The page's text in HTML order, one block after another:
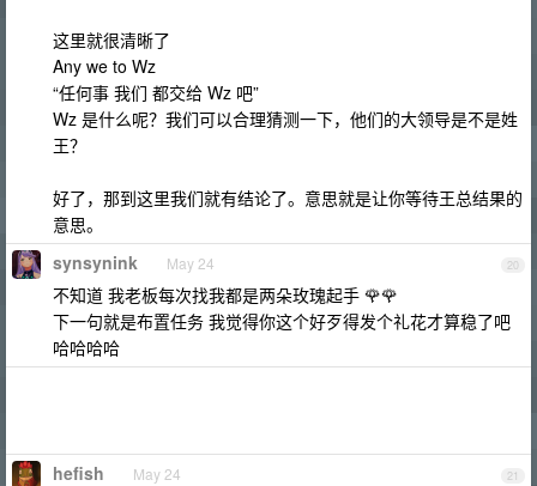
这里就很清晰了
Any we to Wz
“任何事 我们 都交给 Wz 吧”
Wz 是什么呢？我们可以合理猜测一下，他们的大领导是不是姓
王？
好了，那到这里我们就有结论了。意思就是让你等待王总结果的
意思。
20
synsynink May 24
不知道 我老板每次找我都是两朵玫瑰起手 🌹🌹
下一句就是布置任务 我觉得你这个好歹得发个礼花才算稳了吧
哈哈哈哈
21
hefish May 24